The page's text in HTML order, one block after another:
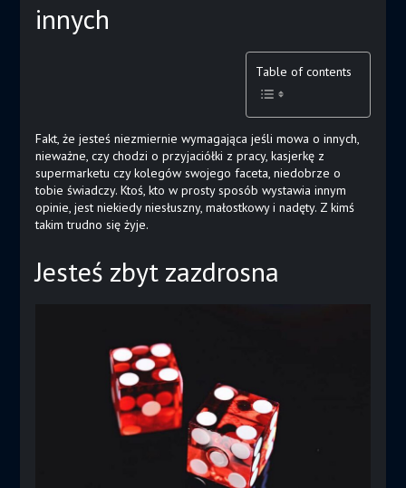
innych
Table of contents
Fakt, że jesteś niezmiernie wymagająca jeśli mowa o innych,
nieważne, czy chodzi o przyjaciółki z pracy, kasjerkę z
supermarketu czy kolegów swojego faceta, niedobrze o
tobie świadczy. Ktoś, kto w prosty sposób wystawia innym
opinie, jest niekiedy niesłuszny, małostkowy i nadęty. Z kimś
takim trudno się żyje.
Jesteś zbyt zazdrosna